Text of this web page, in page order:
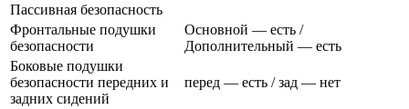
Пассивная безопасность
Фронтальные подушки
безопасности
Основной — есть /
Дополнительный — есть
Боковые подушки
безопасности передних и
задних сидений
перед — есть / зад — нет